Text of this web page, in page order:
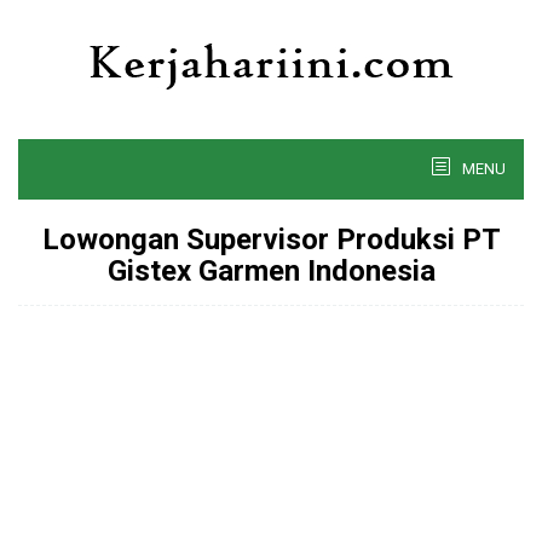
MENU
Lowongan Supervisor Produksi PT
Gistex Garmen Indonesia